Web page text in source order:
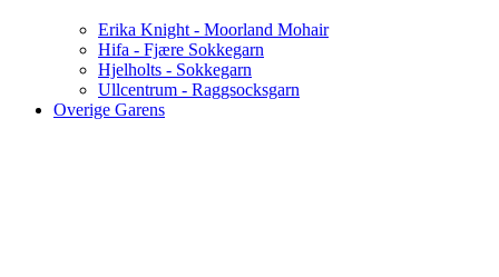
Erika Knight - Moorland Mohair
Hifa - Fjære Sokkegarn
Hjelholts - Sokkegarn
Ullcentrum - Raggsocksgarn
Overige Garens